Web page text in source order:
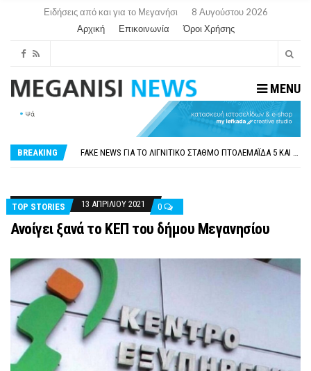
Ειδήσεις από και για το Μεγανήσι
8 Αυγούστου 2026
Αρχική
Επικοινωνία Όροι Χρήσης
MENU
BREAKING
ΠΑΡΑΙΤΉΘΗΚΕ Η ΑΝΤΙΔΉΜΑΡΧΟΣ ΠΟΛΙΤΙΣΜΟΎ ΜΕΓΑΝΗΣΊΟΥ Κ . ΕΥΑΓΓΕΛΊΑ ΜΕΛΆ. Η ΕΠΙΣΤΟΛΉ ΤΗΣ ΠΑΡΑΊΤΗΣΗΣ
FAKE NEWS ΓΙΑ ΤΟ ΛΙΓΝΙΤΙΚΌ ΣΤΑΘΜΌ ΠΤΟΛΕΜΑΪ́ΔΑ 5 ΚΑΙ ΤΗΝ ΕΝΕΡΓΕΙΑΚΉ ΑΣΦΆΛΕΙΑ ΤΗΣ ΧΏΡΑΣ
TOP STORIES
13 ΑΠΡΙΛΊΟΥ 2021 0
Ανοίγει ξανά το ΚΕΠ του δήμου Μεγανησίου